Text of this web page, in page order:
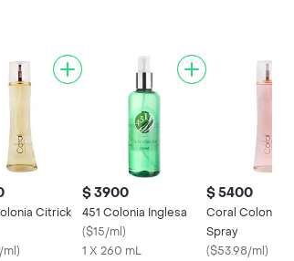
Citrick
)
$ 3900
451 Colonia Inglesa
($15/ml)
1 X 260 mL
$ 5400
Coral Colonia
Spray
($53.98/ml)